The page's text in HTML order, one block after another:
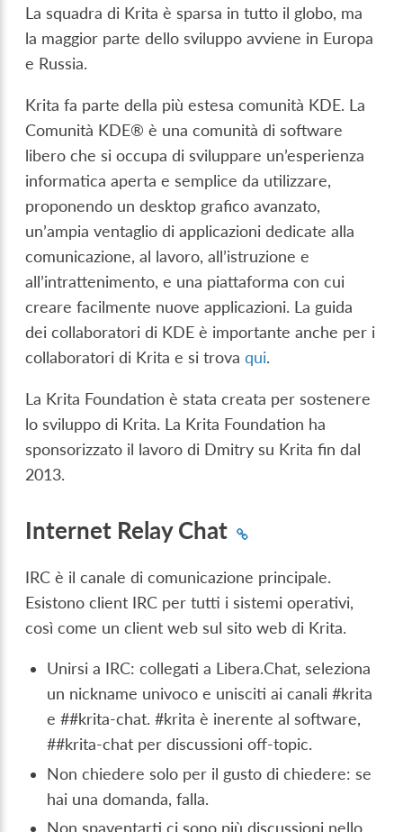
La squadra di Krita è sparsa in tutto il globo, ma
la maggior parte dello sviluppo avviene in Europa
e Russia.
Krita fa parte della più estesa comunità KDE. La
Comunità KDE® è una comunità di software
libero che si occupa di sviluppare un’esperienza
informatica aperta e semplice da utilizzare,
proponendo un desktop grafico avanzato,
un’ampia ventaglio di applicazioni dedicate alla
comunicazione, al lavoro, all’istruzione e
all’intrattenimento, e una piattaforma con cui
creare facilmente nuove applicazioni. La guida
dei collaboratori di KDE è importante anche per i
collaboratori di Krita e si trovaqui.
La Krita Foundation è stata creata per sostenere
lo sviluppo di Krita. La Krita Foundation ha
sponsorizzato il lavoro di Dmitry su Krita fin dal
2013.
Internet Relay Chat
IRC è il canale di comunicazione principale.
Esistono client IRC per tutti i sistemi operativi,
così come un client web sul sito web di Krita.
Unirsi a IRC: collegati a Libera.Chat, seleziona
un nickname univoco e unisciti ai canali #krita
e ##krita-chat. #krita è inerente al software,
##krita-chat per discussioni off-topic.
Non chiedere solo per il gusto di chiedere: se
hai una domanda, falla.
Non spaventarti ci sono più discussioni nello